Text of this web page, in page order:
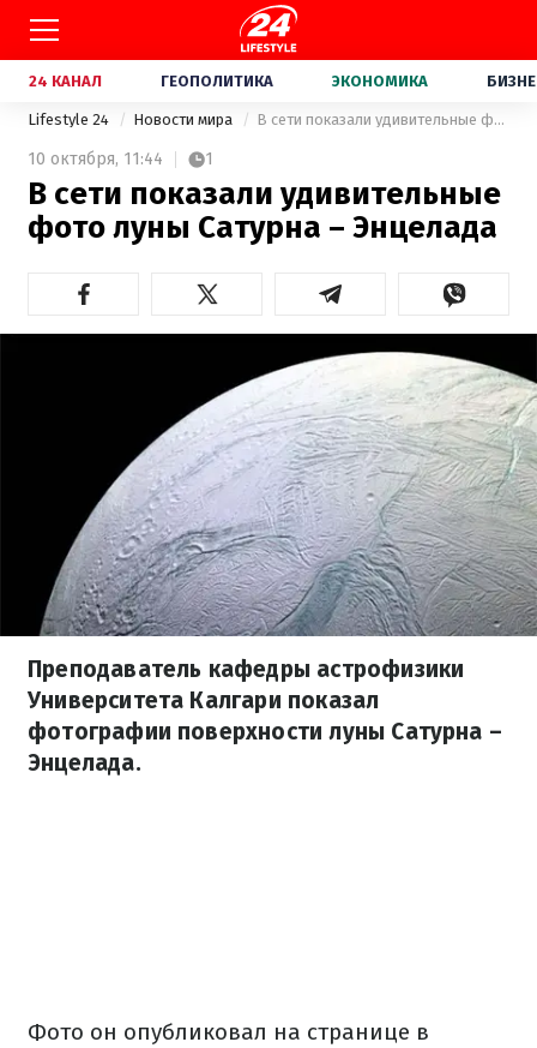
24 КАНАЛ ГЕОПОЛИТИКА ЭКОНОМИКА
Lifestyle 24 Новости мира В сети показали удивительные фото луны Сатурна – Энцелада
10 октября, 11:44 1
В сети показали удивительные
фото луны Сатурна – Энцелада
Преподаватель кафедры астрофизики
Университета Калгари показал
фотографии поверхности луны Сатурна –
Энцелада.
Фото он опубликовал на странице в